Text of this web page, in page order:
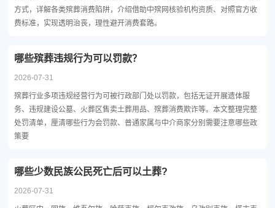
方式，详解各类殡葬消费陷阱，介绍借助中殡网核验机构资质、对照官方收
费标准，实现透明治丧，理性避开消费套路。
哪些殡葬违规行为可以罚款？
2026-07-31
殡葬行业多项违规经营行为可被行政部门处以罚款，包括无证开展遗体服
务、违规建设公墓、火葬区售卖土葬用品、殡葬消费欺诈等。本文整理完整
处罚清单，厘清哪些行为会罚款、普通家属与中介商家分别需要注意哪些政
策要
哪些少数民族公民死亡后可以土葬?
2026-07-31